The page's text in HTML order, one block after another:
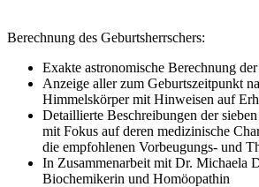
Berechnung des Geburtsherrschers:
Exakte astronomische Berechnung
Anzeige aller zum Geburtszeitpunkt
Himmelskörper mit Hinweisen auf
Detaillierte Beschreibungen der
mit Fokus auf deren medizinische
die empfohlenen Vorbeugungs- und
In Zusammenarbeit mit Dr. Michaela
Biochemikerin und Homöopathin